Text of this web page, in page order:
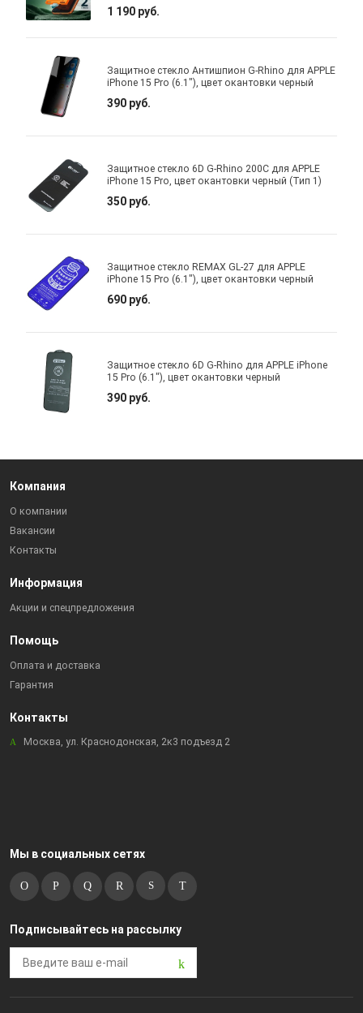
1 190 руб.
Защитное стекло Антишпион G-Rhino для APPLE
iPhone 15 Pro (6.1"), цвет окантовки черный
390 руб.
Защитное стекло 6D G-Rhino 200C для APPLE
iPhone 15 Pro, цвет окантовки черный (Тип 1)
350 руб.
Защитное стекло REMAX GL-27 для APPLE
iPhone 15 Pro (6.1"), цвет окантовки черный
690 руб.
Защитное стекло 6D G-Rhino для APPLE iPhone
15 Pro (6.1"), цвет окантовки черный
390 руб.
Компания
О компании
Вакансии
Контакты
Информация
Акции и спецпредложения
Помощь
Оплата и доставка
Гарантия
Контакты
Москва, ул. Краснодонская, 2к3 подъезд 2
Мы в социальных сетях
Подписывайтесь на рассылку